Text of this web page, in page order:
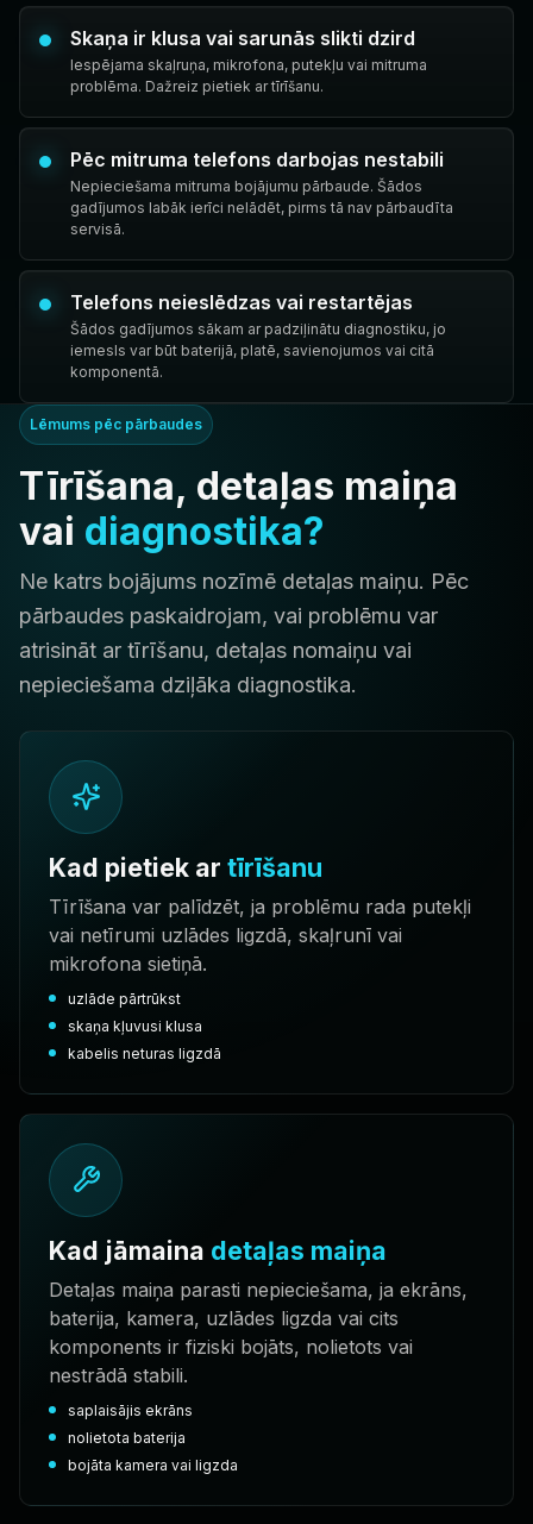
Skaņa ir klusa vai sarunās slikti dzird
Iespējama skaļruņa, mikrofona, putekļu vai mitruma
problēma. Dažreiz pietiek ar tīrīšanu.
Pēc mitruma telefons darbojas nestabili
Nepieciešama mitruma bojājumu pārbaude. Šādos
gadījumos labāk ierīci nelādēt, pirms tā nav pārbaudīta
servisā.
Telefons neieslēdzas vai restartējas
Šādos gadījumos sākam ar padziļinātu diagnostiku, jo
iemesls var būt baterijā, platē, savienojumos vai citā
komponentā.
Lēmums pēc pārbaudes
Tīrīšana, detaļas maiņa
vai diagnostika?
Ne katrs bojājums nozīmē detaļas maiņu. Pēc
pārbaudes paskaidrojam, vai problēmu var
atrisināt ar tīrīšanu, detaļas nomaiņu vai
nepieciešama dziļāka diagnostika.
Kad pietiek ar tīrīšanu
Tīrīšana var palīdzēt, ja problēmu rada putekļi
vai netīrumi uzlādes ligzdā, skaļrunī vai
mikrofona sietiņā.
uzlāde pārtrūkst
skaņa kļuvusi klusa
kabelis neturas ligzdā
Kad jāmaina detaļas maiņa
Detaļas maiņa parasti nepieciešama, ja ekrāns,
baterija, kamera, uzlādes ligzda vai cits
komponents ir fiziski bojāts, nolietots vai
nestrādā stabili.
saplaisājis ekrāns
nolietota baterija
bojāta kamera vai ligzda